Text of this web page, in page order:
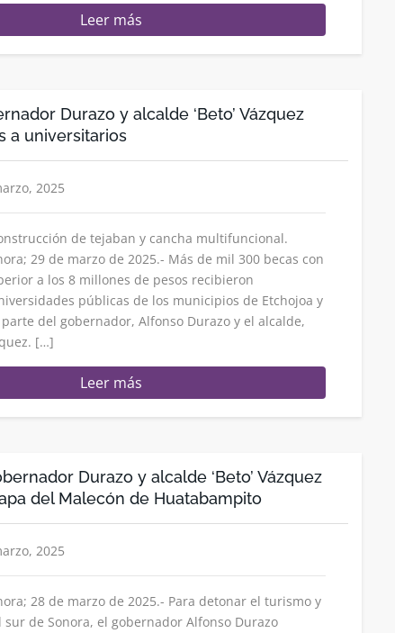
Leer más
Durazo y alcalde ‘Beto’ Vázquez
a universitarios
2025
de tejaban y cancha multifuncional.
29 de marzo de 2025.- Más de mil 300 becas con
a los 8 millones de pesos recibieron
públicas de los municipios de Etchojoa y
del gobernador, Alfonso Durazo y el alcalde,
[…]
Leer más
Durazo y alcalde ‘Beto’ Vázquez
del Malecón de Huatabampito
2025
28 de marzo de 2025.- Para detonar el turismo y
sur de Sonora, el gobernador Alfonso Durazo